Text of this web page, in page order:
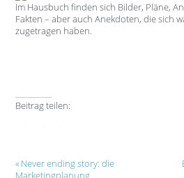
Im Hausbuch finden sich Bilder, Pläne,
Fakten – aber auch Anekdoten, die sich
zugetragen haben.
Beitrag teilen:
Never ending story: die
Marketingplanung